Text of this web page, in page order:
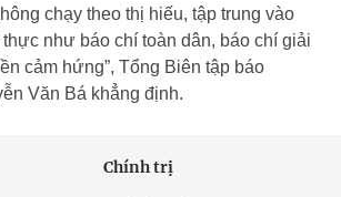
chạy theo thị hiếu, tập trung vào
như báo chí toàn dân, báo chí giải
cảm hứng”, Tổng Biên tập báo
Văn Bá khẳng định.
Chính trị